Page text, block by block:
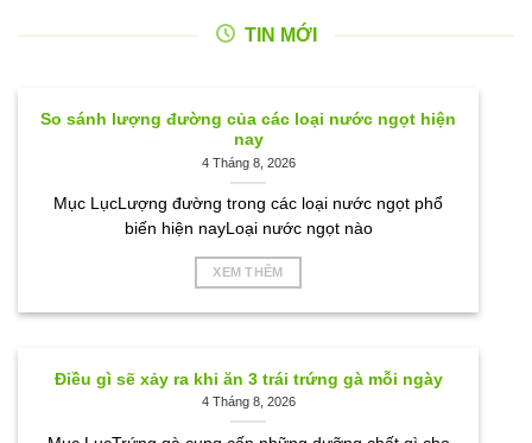
TIN MỚI
So sánh lượng đường của các loại nước ngọt hiện
nay
4 Tháng 8, 2026
Mục LụcLượng đường trong các loại nước ngọt phổ
biến hiện nayLoại nước ngọt nào
XEM THÊM
Điều gì sẽ xảy ra khi ăn 3 trái trứng gà mỗi ngày
4 Tháng 8, 2026